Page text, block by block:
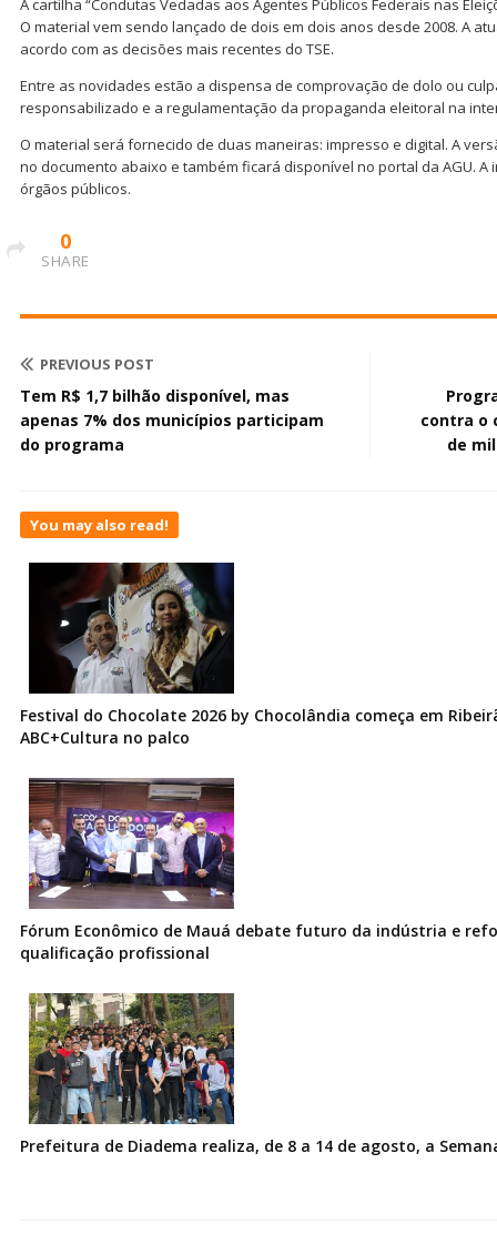
A cartilha “Condutas Vedadas aos Agentes Públicos Federais nas
O material vem sendo lançado de dois em dois anos desde 2008. A
acordo com as decisões mais recentes do TSE.
Entre as novidades estão a dispensa de comprovação de dolo ou
responsabilizado e a regulamentação da propaganda eleitoral na
O material será fornecido de duas maneiras: impresso e digital. A
no documento abaixo e também ficará disponível no portal da AGU.
órgãos públicos.
0
SHARE
PREVIOUS POST
Tem R$ 1,7 bilhão disponível, mas
apenas 7% dos municípios participam
do programa
contra o
de
You may also read!
Festival do Chocolate 2026 by Chocolândia começa em
ABC+Cultura no palco
Fórum Econômico de Mauá debate futuro da indústria e
qualificação profissional
Prefeitura de Diadema realiza, de 8 a 14 de agosto, a